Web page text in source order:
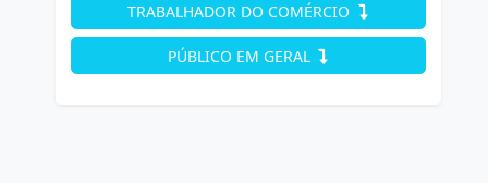
TRABALHADOR DO COMÉRCIO
PÚBLICO EM GERAL